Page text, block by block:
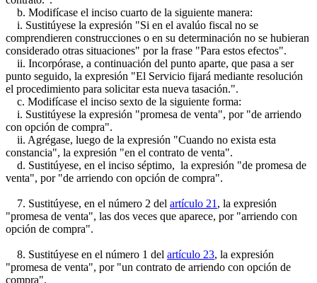
b. Modifícase el inciso cuarto de la siguiente manera:
i. Sustitúyese la expresión "Si en el avalúo fiscal no se
comprendieren construcciones o en su determinación no se hubieran
considerado otras situaciones" por la frase "Para estos efectos".
ii. Incorpórase, a continuación del punto aparte, que pasa a ser
punto seguido, la expresión "El Servicio fijará mediante resolución
el procedimiento para solicitar esta nueva tasación.".
c. Modifícase el inciso sexto de la siguiente forma:
i. Sustitúyese la expresión "promesa de venta", por "de arriendo
con opción de compra".
ii. Agrégase, luego de la expresión "Cuando no exista esta
constancia", la expresión "en el contrato de venta".
d. Sustitúyese, en el inciso séptimo, la expresión "de promesa de
venta", por "de arriendo con opción de compra".
7. Sustitúyese, en el número 2 del artículo 21 , la expresión
"promesa de venta", las dos veces que aparece, por "arriendo con
opción de compra".
8. Sustitúyese en el número 1 del artículo 23, la expresión
"promesa de venta", por "un contrato de arriendo con opción de
compra".